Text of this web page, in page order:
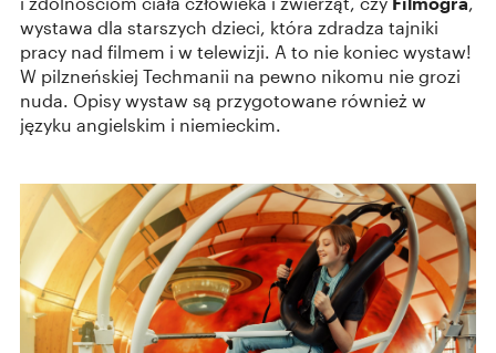
wystawa dla starszych dzieci, która zdradza tajniki
pracy nad filmem i w telewizji. A to nie koniec wystaw!
W pilzneńskiej Techmanii na pewno nikomu nie grozi
nuda. Opisy wystaw są przygotowane również w
języku angielskim i niemieckim.